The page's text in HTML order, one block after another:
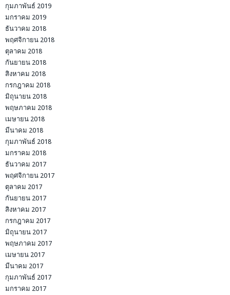
กุมภาพันธ์ 2019
มกราคม 2019
ธันวาคม 2018
พฤศจิกายน 2018
ตุลาคม 2018
กันยายน 2018
สิงหาคม 2018
กรกฎาคม 2018
มิถุนายน 2018
พฤษภาคม 2018
เมษายน 2018
มีนาคม 2018
กุมภาพันธ์ 2018
มกราคม 2018
ธันวาคม 2017
พฤศจิกายน 2017
ตุลาคม 2017
กันยายน 2017
สิงหาคม 2017
กรกฎาคม 2017
มิถุนายน 2017
พฤษภาคม 2017
เมษายน 2017
มีนาคม 2017
กุมภาพันธ์ 2017
มกราคม 2017